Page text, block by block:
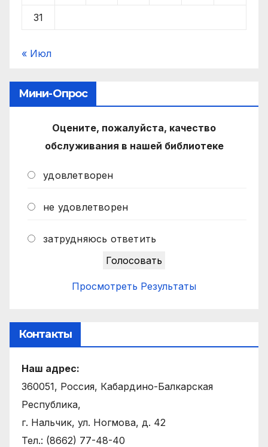
31
« Июл
Мини-Опрос
Оцените, пожалуйста, качество
обслуживания в нашей библиотеке
удовлетворен
не удовлетворен
затрудняюсь ответить
Просмотреть Результаты
Контакты
Наш адрес:
360051, Россия, Кабардино-Балкарская
Республика,
г. Нальчик, ул. Ногмова, д. 42
Тел.: (8662) 77-48-40